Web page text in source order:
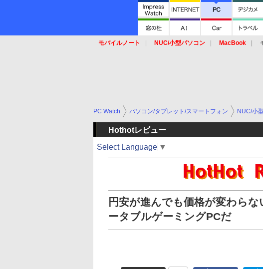
モバイルノート NUC/小型パソコン MacBook
PC Watch パソコン/タブレット/スマートフォン NUC/小
Hothotレビュー
Select Language ▼
円安が進んでも価格が変わら
ータブルゲーミングPCだ